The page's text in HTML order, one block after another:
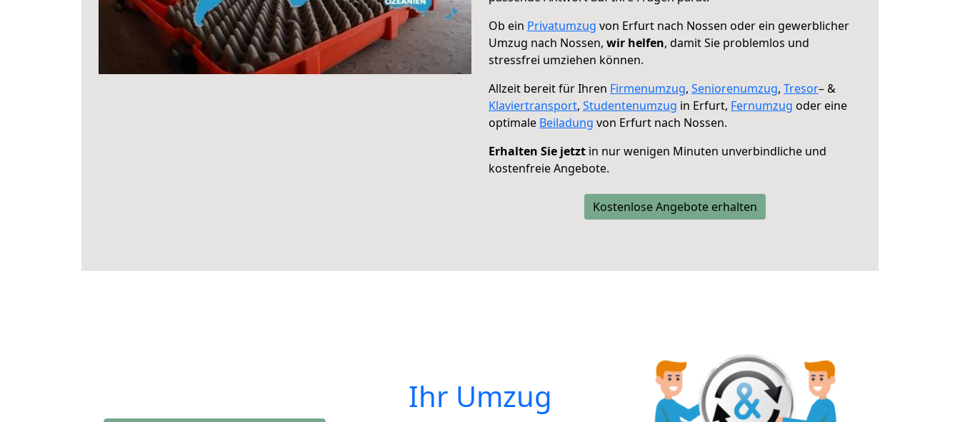
Ob ein Privatumzug von Erfurt nach Nossen oder ein gewerblicher
Umzug nach Nossen, wir helfen, damit Sie problemlos und
stressfrei umziehen können.
Allzeit bereit für Ihren Firmenumzug, Seniorenumzug, Tresor– &
Klaviertransport, Studentenumzug in Erfurt, Fernumzug oder eine
optimale Beiladung von Erfurt nach Nossen.
Erhalten Sie jetzt in nur wenigen Minuten unverbindliche und
kostenfreie Angebote.
Kostenlose Angebote erhalten
Ihr Umzug